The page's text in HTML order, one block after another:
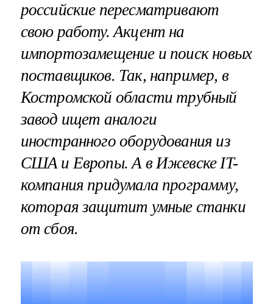
российские пересматривают
свою работу. Акцент на
импортозамещение и поиск новых
поставщиков. Так, например, в
Костромской области трубный
завод ищет аналоги
иностранного оборудования из
США и Европы. А в Ижевске IT-
компания придумала программу,
которая защитит умные станки
от сбоя.